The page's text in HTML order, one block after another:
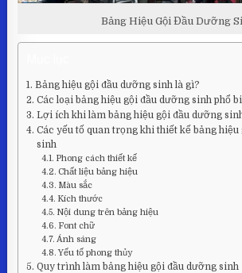
Bảng Hiệu Gội Đầu Dưỡng
Bảng hiệu gội đầu dưỡng sinh là gì?
Các loại bảng hiệu gội đầu dưỡng sinh phổ
Lợi ích khi làm bảng hiệu gội đầu dưỡng
Các yếu tố quan trọng khi thiết kế bảng hiệu
sinh
Phong cách thiết kế
Chất liệu bảng hiệu
Màu sắc
Kích thước
Nội dung trên bảng hiệu
Font chữ
Ánh sáng
Yếu tố phong thủy
Quy trình làm bảng hiệu gội đầu dưỡng sinh